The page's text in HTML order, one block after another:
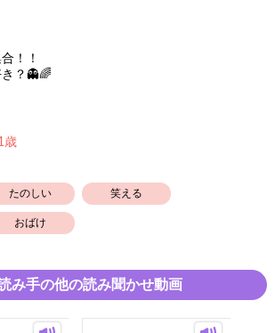
！！
？👻🌈
歳
たのしい 笑える
おばけ
み手の他の読み聞かせ動画